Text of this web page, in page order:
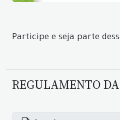
Participe e seja parte
REGULAMENTO